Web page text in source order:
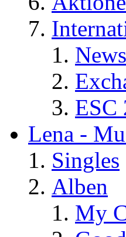
ESC
Lena -
Singles
Alben
My